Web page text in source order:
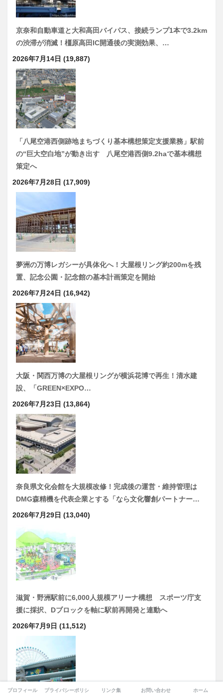
京奈和自動車道と大和高田バイパス、接続ランプ1本で3.2km
の渋滞が消滅！橿原高田IC開通後の実測効果、…
2026年7月14日 (19,887)
「八尾空港西側跡地まちづくり基本構想策定支援業務」駅前
の“巨大空白地”が動き出す 八尾空港西側9.2haで基本構想
策定へ
2026年7月28日 (17,909)
夢洲の万博レガシーが具体化へ！大屋根リング約200mを残
置、記念公園・記念館の基本計画策定を開始
2026年7月24日 (16,942)
大阪・関西万博の大屋根リングが横浜花博で再生！清水建
設、「GREEN×EXPO…
2026年7月23日 (13,864)
奈良県文化会館を大規模改修！完成後の運営・維持管理は
DMG森精機を代表企業とする「なら文化響創パートナー…
2026年7月29日 (13,040)
滋賀・野洲駅前に6,000人規模アリーナ構想 スポーツ庁支
援に採択、Dブロックを軸に駅前再開発と連動へ
2026年7月9日 (11,512)
プロフィール プライバシーポリシー リンク集 お問い合わせ ホーム